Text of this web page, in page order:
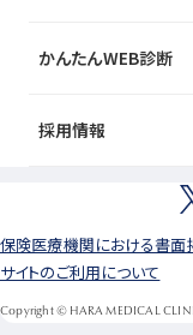
かんたんWEB診断
採用情報
保険医療機関における書面
サイトのご利用について
Copyright © HARA MEDICAL